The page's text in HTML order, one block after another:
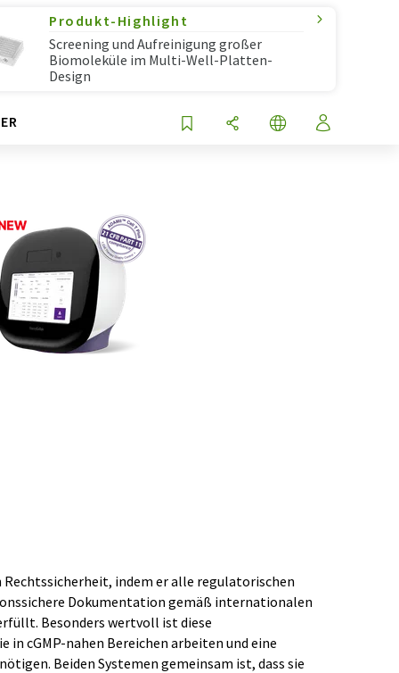
Produkt-Highlight
Screening und Aufreinigung großer
Biomoleküle im Multi-Well-Platten-
Design
indem er alle regulatorischen
Dokumentation gemäß internationalen
Besonders wertvoll ist diese
in cGMP-nahen Bereichen arbeiten und eine
Beiden Systemen gemeinsam ist, dass sie